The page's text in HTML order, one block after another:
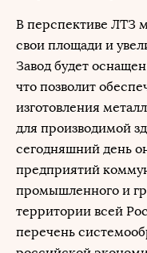
В перспективе ЛТЗ
свои площади и
Завод будет
что позволит
изготовления
для производимой
сегодняшний день
предприятий
промышленного и
территории всей
перечень